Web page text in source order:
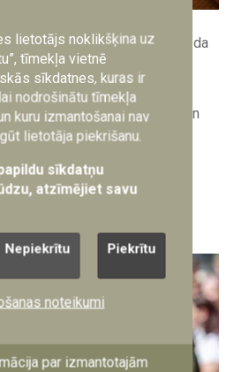
dienestu Nacionālajos
uzsāka teju 1300 jauniešu. Šāda
spēkos ir izaicinājums ne
arī Valsts aizsardzības
(VALIC), kas jaunajiem
sākot no zeķēm, zābakiem un
bruņu...
aizvadīta VAD
lietotājs noklikšķina uz
tīmekļa vietnē
sīkdatnes, kuras ir
nodrošinātu tīmekļa
kuru izmantošanai nav
lietotāja piekrišanu.
sīkdatņu
atzīmējiet savu
Nepiekrītu Piekrītu
noteikumi
par izmantotajām